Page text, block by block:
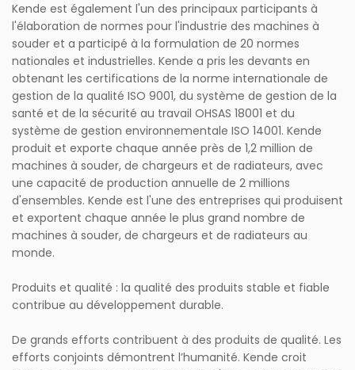
Kende est également l'un des principaux participants à
l'élaboration de normes pour l'industrie des machines à
souder et a participé à la formulation de 20 normes
nationales et industrielles. Kende a pris les devants en
obtenant les certifications de la norme internationale de
gestion de la qualité ISO 9001, du système de gestion de la
santé et de la sécurité au travail OHSAS 18001 et du
système de gestion environnementale ISO 14001. Kende
produit et exporte chaque année près de 1,2 million de
machines à souder, de chargeurs et de radiateurs, avec
une capacité de production annuelle de 2 millions
d'ensembles. Kende est l'une des entreprises qui produisent
et exportent chaque année le plus grand nombre de
machines à souder, de chargeurs et de radiateurs au
monde.
Produits et qualité : la qualité des produits stable et fiable
contribue au développement durable.
De grands efforts contribuent à des produits de qualité. Les
efforts conjoints démontrent l’humanité. Kende croit